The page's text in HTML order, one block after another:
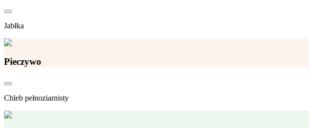
Jabłka
Pieczywo
Chleb pełnoziarnisty